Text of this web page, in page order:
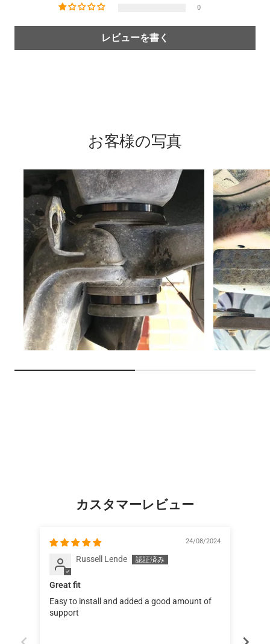
0
レビューを書く
お客様の写真
カスタマーレビュー
24/08/2024
Russell Lende
Great fit
Easy to install and added a good amount of
support